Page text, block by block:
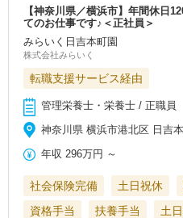
【神奈川県／横浜市】年間休日
てのお仕事です♪＜正社員＞
みらいく日吉本町園
株式会社みらいく
転職支援サービス経由
管理栄養士・栄養士 / 正職員
神奈川県 横浜市港北区 日吉
年収 296万円 ～
社会保険完備 土日祝休
資格手当
扶養手当
土